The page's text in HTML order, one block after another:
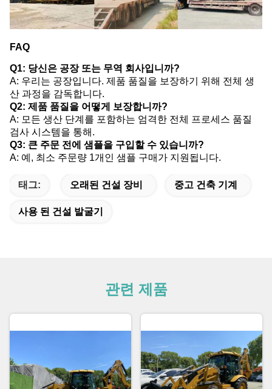
FAQ
Q1: 당신은 공장 또는 무역 회사입니까?
A: 우리는 공장입니다. 제품 품질을 보장하기 위해 전체 생
산 과정을 감독합니다.
Q2: 제품 품질을 어떻게 보장합니까?
A: 모든 생산 단계를 포함하는 엄격한 전체 프로세스 품질
검사 시스템을 통해.
Q3: 큰 주문 전에 샘플을 구입할 수 있습니까?
A: 예, 최소 주문량 1개인 샘플 구매가 지원됩니다.
태그: 오래된 건설 장비 중고 건축 기계
사용 된 건설 발굴기
관련 제품